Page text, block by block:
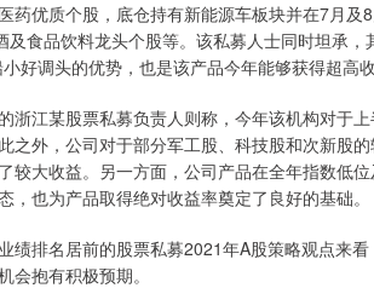
药优质个股，底仓持有新能源车板块并在7月
及食品饮料龙头个股等。该私募人士同时坦承
好调头的优势，也是该产品今年能够获得超高收
浙江某股票私募负责人则称，今年该机构对于
之外，公司对于部分军工股、科技股和次新股
较大收益。另一方面，公司产品在全年指数低
，也为产品取得绝对收益率奠定了良好的基础。
绩排名居前的股票私募2021年A股策略观点来
会抱有积极预期。